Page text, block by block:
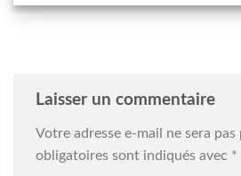
Laisser un commentaire
Votre adresse e-mail ne sera pas
obligatoires sont indiqués avec *